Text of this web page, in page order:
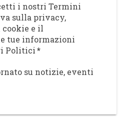
i nostri Termini
sulla privacy,
cookie e il
tue informazioni
Politici*
su notizie, eventi